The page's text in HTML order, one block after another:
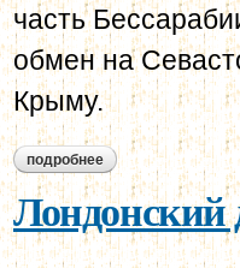
часть
обмен на
Крыму.
подробнее о парижский
Лондонский